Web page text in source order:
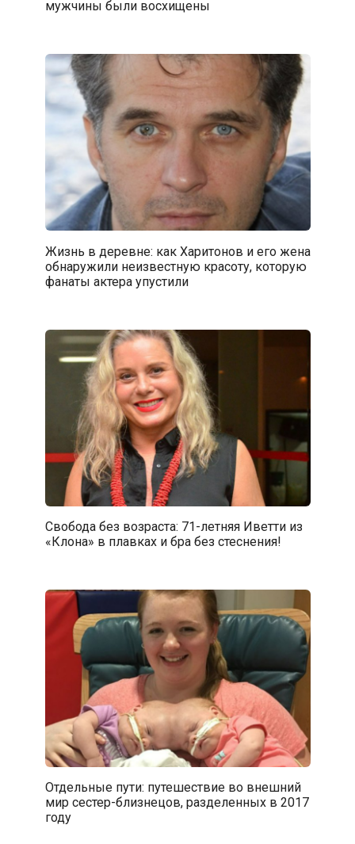
мужчины были восхищены
Жизнь в деревне: как Харитонов и его жена
обнаружили неизвестную красоту, которую
фанаты актера упустили
Свобода без возраста: 71-летняя Иветти из
«Клона» в плавках и бра без стеснения!
Отдельные пути: путешествие во внешний
мир сестер-близнецов, разделенных в 2017
году